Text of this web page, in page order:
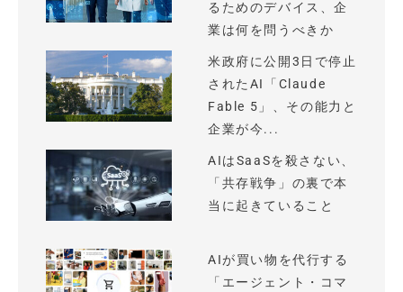
るためのデバイス、企
業は何を問うべきか
米政府に公開3日で停止
されたAI「Claude
Fable 5」、その能力と
企業が今...
AIはSaaSを殺さない、
「共存戦争」の裏で本
当に起きていること
AIが買い物を代行する
「エージェント・コマ